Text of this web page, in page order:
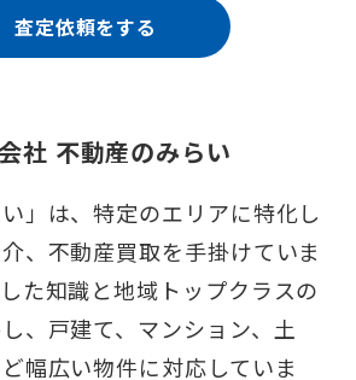
査定依頼をする
社 不動産のみらい
い」は、特定のエリアに特化し
、不動産買取を手掛けていま
た知識と地域トップクラスの
、戸建て、マンション、土
幅広い物件に対応していま